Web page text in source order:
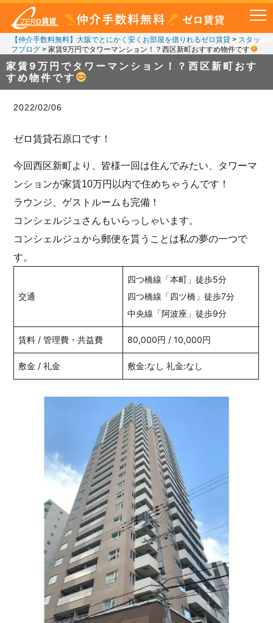
【仲介手数料無料】大阪でとにかく安くお部屋を借りれるゼロ賃貸> スタッ
フブログ> 家賃9万円でタワーマンション！？西区新町おすすめ物件です
家賃9万円でタワーマンション！？西区新町おす
すめ物件です
2022/02/06
ゼロ賃貸石原口です！
今回西区新町より、皆様一回は住んでみたい、タワーマ
ンションが家賃10万円以内で住めちゃうんです！
ラウンジ、ゲストルームも完備！
コンシェルジュさんもいらっしゃいます。
コンシェルジュから郵便を貰うことは私の夢の一つで
す。
交通
四つ橋線「本町」徒歩5分
四つ橋線「四ツ橋」徒歩7分
中央線「阿波座」徒歩9分
賃料 / 管理費・共益費 80,000円 / 10,000円
敷金 / 礼金 敷金:なし 礼金:なし